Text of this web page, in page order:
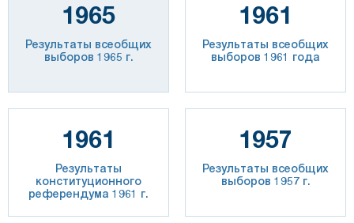
1965
Результаты всеобщих
выборов 1965 г.
1961
Результаты всеобщих
выборов 1961 года
1961
Результаты
конституционного
референдума 1961 г.
1957
Результаты всеобщих
выборов 1957 г.